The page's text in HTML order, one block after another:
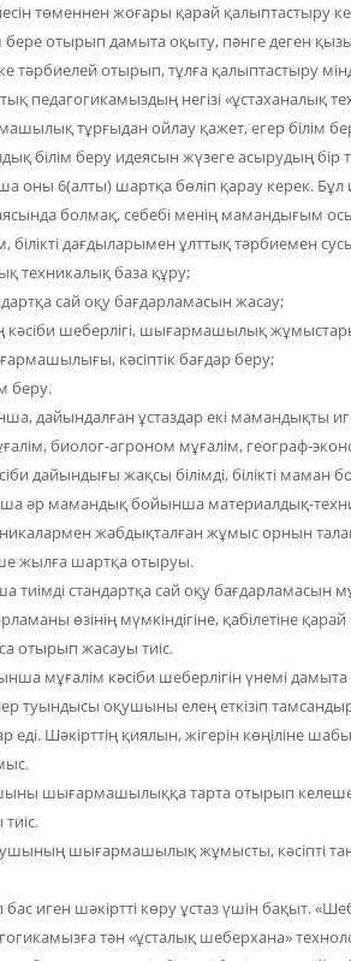
төменнен жоғары қарай қалыптастыру
бере отырып дамыта оқыту, пәнге деген
тәрбиелей отырып, тұлға қалыптастыру
педагогикамыздың негізі «ұстаханалық
тұрғыдан ойлау қажет, егер білім
білім беру идеясын жүзеге асырудың
оны 6(алты) шартқа бөліп қарау керек.
болмақ, себебі менің мамандығым
білікті дағдыларымен ұлттық тәрбиемен
техникалық база құру;
сай оқу бағдарламасын жасау;
кәсіби шеберлігі, шығармашылық
кәсіптік бағдар беру;
беру.
дайындалған ұстаздар екі мамандықты
биолог-агроном мұғалім, географ-
дайындығы жақсы білімді, білікті маман
әр мамандық бойынша материалдық-
жабдықталған жұмыс орнын
жылға шартқа отыруы.
тиімді стандартқа сай оқу бағдарламасын
өзінің мүмкіндігіне, қабілетіне
отырып жасауы тиіс.
мұғалім кәсіби шеберлігін үнемі
туындысы оқушыны елең еткізіп
еді. Шәкірттің қиялын, жігерін көңіліне
шығармашылыққа тарта отырып
шығармашылық жұмысты, кәсіпті
иген шәкіртті көру ұстаз үшін бақыт.
тән «ұсталық шеберхана»